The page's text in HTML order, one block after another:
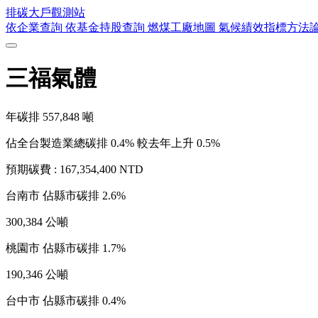
排碳大戶觀測站
依企業查詢 依基金持股查詢 燃煤工廠地圖 氣候績效指標方法
三福氣體
年碳排 557,848 噸
佔全台製造業總碳排 0.4% 較去年上升 0.5%
預期碳費 : 167,354,400 NTD
台南市 佔縣市碳排 2.6%
300,384 公噸
桃園市 佔縣市碳排 1.7%
190,346 公噸
台中市 佔縣市碳排 0.4%